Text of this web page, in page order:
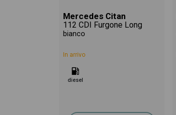
Mercedes Citan
112 CDI Furgone Long
bianco
In arrivo
diesel